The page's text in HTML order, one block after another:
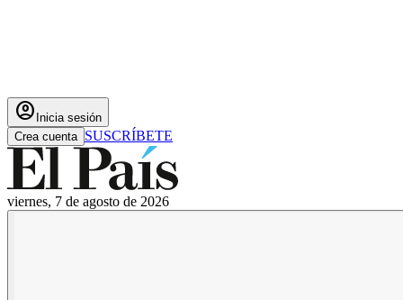
account_circle Inicia sesión
Crea cuenta SUSCRÍBETE
viernes, 7 de agosto de 2026